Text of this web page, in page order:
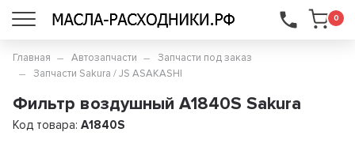
0
...
Главная Автозапчасти
Запчасти под заказ
Запчасти Sakura / JS ASAKASHI
Фильтр воздушный A1840S Sakura
Код товара:A1840S